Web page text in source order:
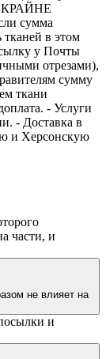
КРАЙНЕ
сумма
тканей в этом
у Почты
отрезами),
сумму
ткани
- Услуги
- Доставка в
и Херсонскую
части, и
и